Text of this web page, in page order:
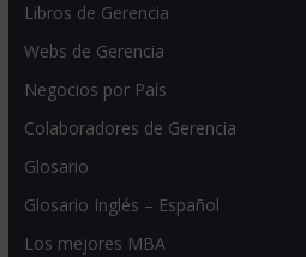
Libros de Gerencia
Webs de Gerencia
Negocios por País
Colaboradores de Gerencia
Glosario
Glosario Inglés – Español
Los mejores MBA